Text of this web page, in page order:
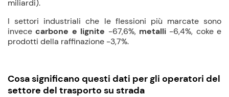
miliardi).
I settori industriali che le flessioni più marcate sono
invececarbone e lignite -67,6%, metalli-6,4%, coke e
prodotti della raffinazione -3,7%.
Cosa significano questi dati per gli operatori del
settore del trasporto su strada